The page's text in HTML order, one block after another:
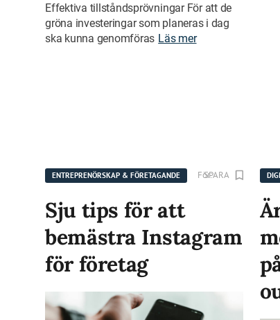
Effektiva tillståndsprövningar För att de
gröna investeringar som planeras i dag
ska kunna genomföras Läs mer
ENTREPRENÖRSKAP & FÖRETAGANDE För: KNN B2B
SPARA
Sju tips för att
bemästra Instagram
för företag